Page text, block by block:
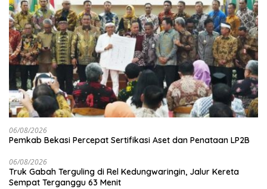
06/08/2026
Pemkab Bekasi Percepat Sertifikasi Aset dan Penataan LP2B
06/08/2026
Truk Gabah Terguling di Rel Kedungwaringin, Jalur Kereta
Sempat Terganggu 63 Menit